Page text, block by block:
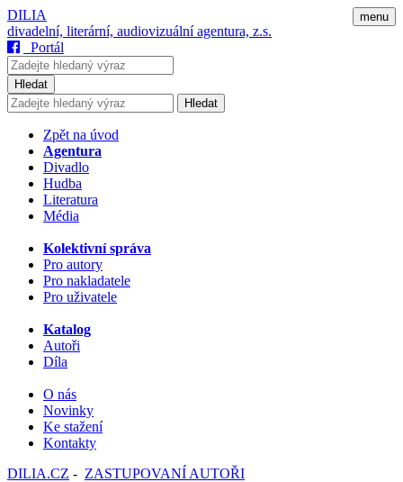
menu
DILIA
divadelní, literární, audiovizuální agentura, z.s.
Portál
Hledat
Hledat
Zpět na úvod
Agentura
Divadlo
Hudba
Literatura
Média
Kolektivní správa
Pro autory
Pro nakladatele
Pro uživatele
Katalog
Autoři
Díla
O nás
Novinky
Ke stažení
Kontakty
DILIA.CZ - ZASTUPOVANÍ AUTOŘI